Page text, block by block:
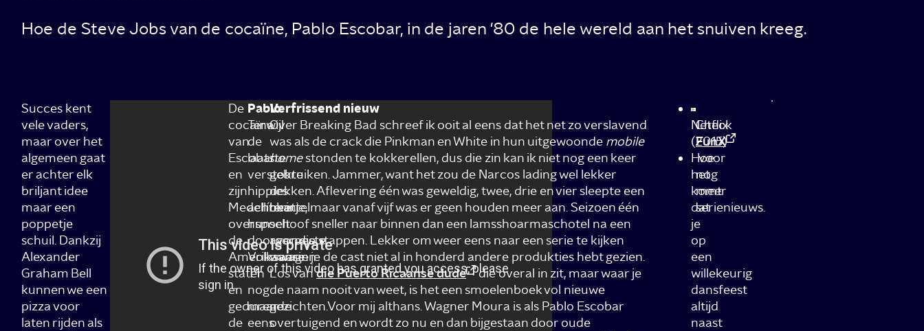
Hoe de Steve Jobs van de cocaïne, Pablo Escobar, in de jaren '80 de hele wereld aan het snuiven kreeg.
Succes kent
vele vaders,
maar over het
algemeen gaat
er achter elk
briljant idee
maar een
poppetje
schuil. Dankzij
Alexander
Graham Bell
kunnen we een
pizza voor
laten rijden als
De
cocaïne
van
Escobar
en
zijn
Medellínkartel
overspoelt
de
Amerikaanse
staten
en
gedurende
de
Pablo
Terwijl
de
laatste
verstokte
hippies
achterin
hun
doorgeroeste
Volkswagen
T1
nog
maar
eens
Verfrissend nieuw
Over Breaking Bad schreef ik ooit al eens dat het net zo verslavend
was als de crack die Pinkman en White in hun uitgewoonde mobile
homestonden te kokkerellen, dus die zin kan ik niet nog een keer
gebruiken. Jammer, want het zou de Narcos lading wel lekker
dekken. Aflevering één was geweldig, twee, drie en vier sleepte een
beetje, maar vanaf vijf was er geen houden meer aan. Seizoen één
schoof sneller naar binnen dan een lamsshoarmaschotel na een
avondje stappen. Lekker om weer eens naar een serie te kijken
waarin je de cast niet al in honderd andere produkties hebt gezien.
Los vandie Puerto Ricaanse dude
die overal in zit, maar waar je
de naam nooit van weet, is het een smoelenboek vol nieuwe
gezichten.Voor mij althans. Wagner Moura is als Pablo Escobar
overtuigend en wordt zo nu en dan bijgestaan door oude
Netflix
(2015)
Hoe
het
komt
dat
je
op
een
willekeurig
dansfeest
altijd
naast
Check
FunX
voor
nog
meer
serienieuws.